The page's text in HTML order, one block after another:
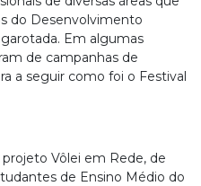
do Desenvolvimento
Em algumas
de campanhas de
a seguir como foi o Festival
Vôlei em Rede, de
de Ensino Médio do